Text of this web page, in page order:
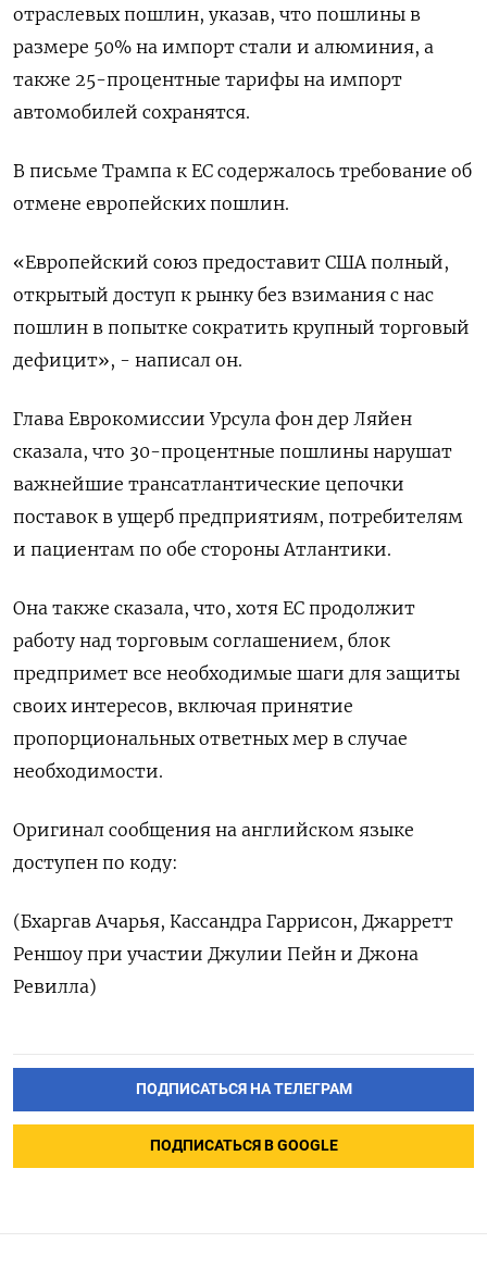
отраслевых пошлин, указав, что пошлины в
размере 50% на импорт стали и алюминия, а
также 25-процентные тарифы на импорт
автомобилей сохранятся.
В письме Трампа к ЕС содержалось требование об
отмене европейских пошлин.
«Европейский союз предоставит США полный,
открытый доступ к рынку без взимания с нас
пошлин в попытке сократить крупный торговый
дефицит», - написал он.
Глава Еврокомиссии Урсула фон дер Ляйен
сказала, что 30-процентные пошлины нарушат
важнейшие трансатлантические цепочки
поставок в ущерб предприятиям, потребителям
и пациентам по обе стороны Атлантики.
Она также сказала, что, хотя ЕС продолжит
работу над торговым соглашением, блок
предпримет все необходимые шаги для защиты
своих интересов, включая принятие
пропорциональных ответных мер в случае
необходимости.
Оригинал сообщения на английском языке
доступен по коду:
(Бхаргав Ачарья, Кассандра Гаррисон, Джарретт
Реншоу при участии Джулии Пейн и Джона
Ревилла)
ПОДПИСАТЬСЯ НА ТЕЛЕГРАМ
ПОДПИСАТЬСЯ В GOOGLE